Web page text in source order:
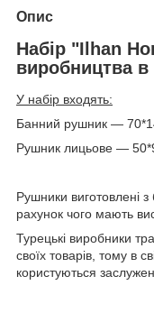
Опис
Набір "Ilhan
виробництва в
У набір входять:
Банний рушник ―
Рушник лицьове ―
Рушники виготовлені
рахунок чого мають
Турецькі виробники
своїх товарів, тому в
користуються